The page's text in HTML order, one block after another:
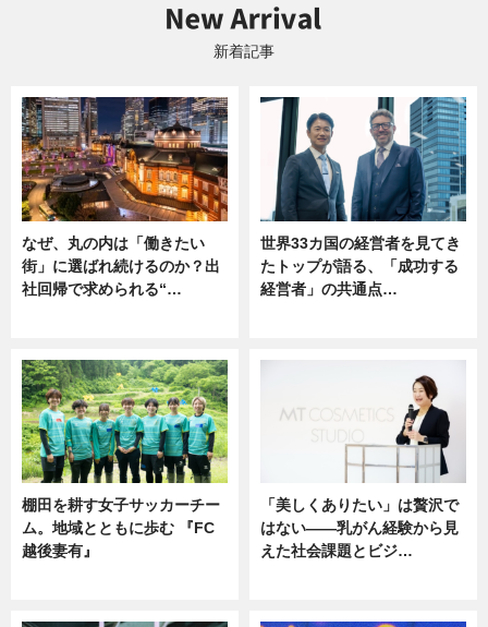
新着記事
なぜ、丸の内は「働きたい
街」に選ばれ続けるのか？出
社回帰で求められる“…
世界33カ国の経営者を見てき
たトップが語る、「成功する
経営者」の共通点…
棚田を耕す女子サッカーチー
ム。地域とともに歩む 『FC
越後妻有』
「美しくありたい」は贅沢で
はない――乳がん経験から見
えた社会課題とビジ…